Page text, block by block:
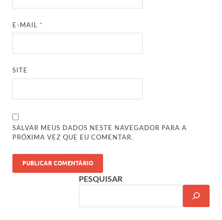
E-MAIL *
SITE
SALVAR MEUS DADOS NESTE NAVEGADOR PARA A
PRÓXIMA VEZ QUE EU COMENTAR.
PESQUISAR